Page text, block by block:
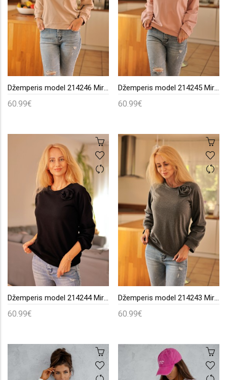
Džemperis model 214246 Mirale
60.99€
Džemperis model 214245 Mirale
60.99€
Džemperis model 214244 Mirale
60.99€
Džemperis model 214243 Mirale
60.99€